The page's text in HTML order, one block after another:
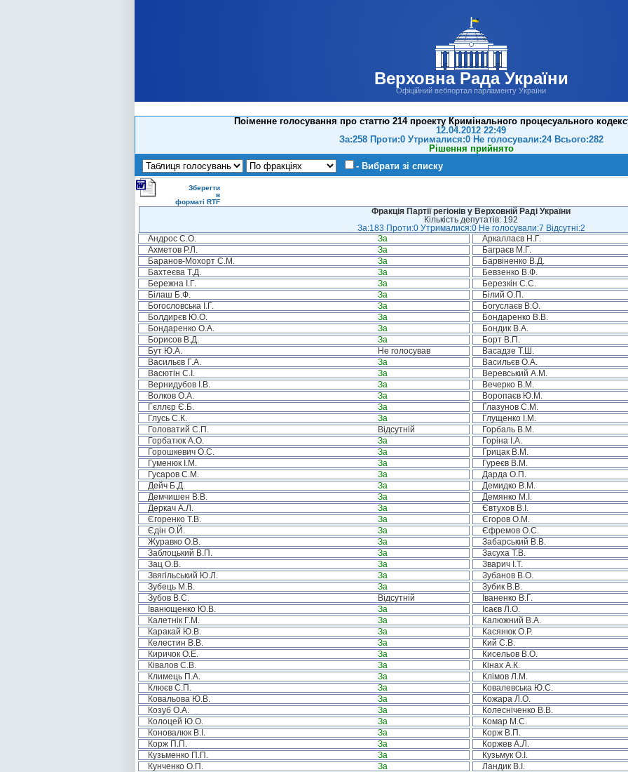
Верховна Рада України
Офіційний вебпортал парламенту України
Поіменне голосування про статтю 214 проекту Кримінального процесуального
12.04.2012 22:49
За:258 Проти:0 Утрималися:0 Не голосували:24 Всього:282
Рішення прийнято
- Вибрати зі списку
Зберегти
в
форматі RTF
Фракція Партії регіонів у Верховній Раді України
Кількість депутатів: 192
За:183 Проти:0 Утрималися:0 Не голосували:7 Відсутні:2
Андрос С.О.
За Аркаллаєв Н.Г.
Ахметов Р.Л.
За Баграєв М.Г.
Баранов-Мохорт С.М.
За Барвіненко В.Д.
Бахтеєва Т.Д.
За Бевзенко В.Ф.
Бережна І.Г.
За Березкін С.С.
Білаш Б.Ф.
За Білий О.П.
Богословська І.Г.
За Богуслаєв В.О.
Болдирєв Ю.О.
За Бондаренко В.В.
Бондаренко О.А.
За Бондик В.А.
Борисов В.Д.
За Борт В.П.
Бут Ю.А.
Не голосував Васадзе Т.Ш.
Васильєв Г.А.
За Васильєв О.А.
Васютін С.І.
За Веревський А.М.
Вернидубов І.В.
За Вечерко В.М.
Волков О.А.
За Воропаєв Ю.М.
Гєллєр Є.Б.
За Глазунов С.М.
Глусь С.К.
За Глущенко І.М.
Головатий С.П.
Відсутній Горбаль В.М.
Горбатюк А.О.
За Горіна І.А.
Горошкевич О.С.
За Грицак В.М.
Гуменюк І.М.
За Гуреєв В.М.
Гусаров С.М.
За Дарда О.П.
Дейч Б.Д.
За Демидко В.М.
Демчишен В.В.
За Демянко М.І.
Деркач А.Л.
За Євтухов В.І.
Єгоренко Т.В.
За Єгоров О.М.
Єдін О.Й.
За Єфремов О.С.
Журавко О.В.
За Забарський В.В.
Заблоцький В.П.
За Засуха Т.В.
Зац О.В.
За Зварич І.Т.
Звягільський Ю.Л.
За Зубанов В.О.
Зубець М.В.
За Зубик В.В.
Зубов В.С.
Відсутній Іваненко В.Г.
Іванющенко Ю.В.
За Ісаєв Л.О.
Калетнік Г.М.
За Калюжний В.А.
Каракай Ю.В.
За Касянюк О.Р.
Келестин В.В.
За Кий С.В.
Киричок О.Е.
За Кисельов В.О.
Ківалов С.В.
За Кінах А.К.
Климець П.А.
За Клімов Л.М.
Клюєв С.П.
За Ковалевська Ю.С.
Ковальова Ю.В.
За Кожара Л.О.
Козуб О.А.
За Колесніченко В.В.
Колоцей Ю.О.
За Комар М.С.
Коновалюк В.І.
За Корж В.П.
Корж П.П.
За Коржев А.Л.
Кузьменко П.П.
За Кузьмук О.І.
Кунченко О.П.
За Ландик В.І.